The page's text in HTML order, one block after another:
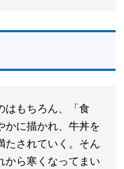
はもちろん、「食
かに描かれ、牛丼を
たされていく。そん
から寒くなってまい